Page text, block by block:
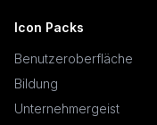
Icon Packs
Benutzeroberfläche
Bildung
Unternehmergeist